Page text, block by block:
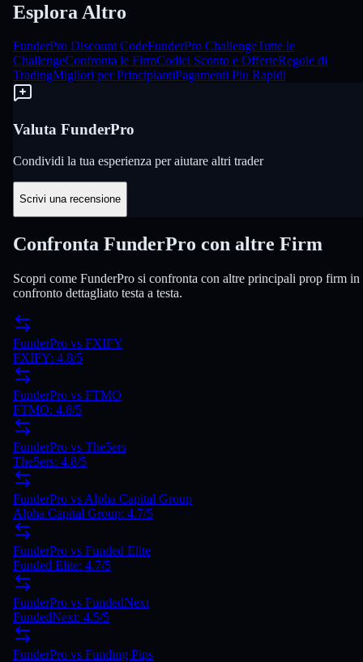
Esplora Altro
FunderPro Discount CodeFunderPro ChallengeTutte le
ChallengeConfronta le FirmCodici Sconto e OfferteRegole di
TradingMigliori per PrincipiantiPagamenti Piu Rapidi
Valuta FunderPro
Condividi la tua esperienza per aiutare altri trader
Scrivi una recensione
Confronta FunderPro con altre Firm
Scopri come FunderPro si confronta con altre principali prop firm in
confronto dettagliato testa a testa.
FunderPro vs FXIFY
FXIFY: 4.8/5
FunderPro vs FTMO
FTMO: 4.8/5
FunderPro vs The5ers
The5ers: 4.8/5
FunderPro vs Alpha Capital Group
Alpha Capital Group: 4.7/5
FunderPro vs Funded Elite
Funded Elite: 4.7/5
FunderPro vs FundedNext
FundedNext: 4.5/5
FunderPro vs Funding Pips